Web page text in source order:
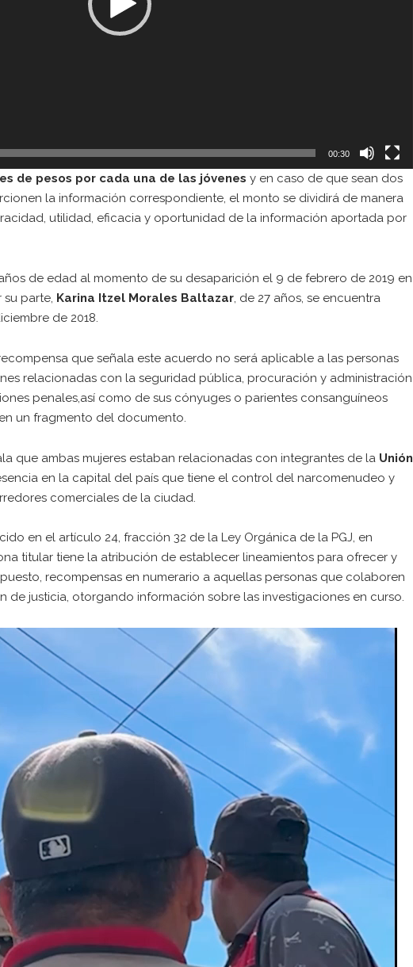
00:30
de pesos por cada una de las jóvenes y en caso de que sean dos
la información correspondiente, el monto se dividirá de manera
utilidad, eficacia y oportunidad de la información aportada por
de edad al momento de su desaparición el 9 de febrero de 2019 en
su parte, Karina Itzel Morales Baltazar, de 27 años, se encuentra
de 2018.
que señala este acuerdo no será aplicable a las personas
relacionadas con la seguridad pública, procuración y administración
penales,así como de sus cónyuges o parientes consanguíneos
un fragmento del documento.
que ambas mujeres estaban relacionadas con integrantes de la Unión
en la capital del país que tiene el control del narcomenudeo y
comerciales de la ciudad.
en el artículo 24, fracción 32 de la Ley Orgánica de la PGJ, en
titular tiene la atribución de establecer lineamientos para ofrecer y
recompensas en numerario a aquellas personas que colaboren
de justicia, otorgando información sobre las investigaciones en curso.